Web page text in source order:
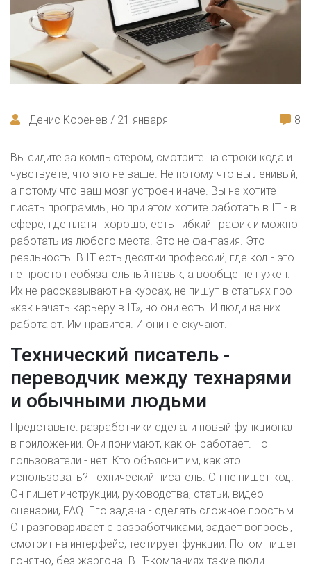
Денис Коренев / 21 января 8
Вы сидите за компьютером, смотрите на строки кода и
чувствуете, что это не ваше. Не потому что вы ленивый,
а потому что ваш мозг устроен иначе. Вы не хотите
писать программы, но при этом хотите работать в IT - в
сфере, где платят хорошо, есть гибкий график и можно
работать из любого места. Это не фантазия. Это
реальность. В IT есть десятки профессий, где код - это
не просто необязательный навык, а вообще не нужен.
Их не рассказывают на курсах, не пишут в статьях про
«как начать карьеру в IT», но они есть. И люди на них
работают. Им нравится. И они не скучают.
Технический писатель -
переводчик между технарями
и обычными людьми
Представьте: разработчики сделали новый функционал
в приложении. Они понимают, как он работает. Но
пользователи - нет. Кто объяснит им, как это
использовать? Технический писатель. Он не пишет код.
Он пишет инструкции, руководства, статьи, видео-
сценарии, FAQ. Его задача - сделать сложное простым.
Он разговаривает с разработчиками, задает вопросы,
смотрит на интерфейс, тестирует функции. Потом пишет
понятно, без жаргона. В IT-компаниях такие люди